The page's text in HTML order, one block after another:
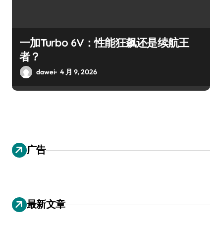
一加Turbo 6V：性能狂飙还是续航王
者？
dawei 4 月 9, 2026
广告
最新文章